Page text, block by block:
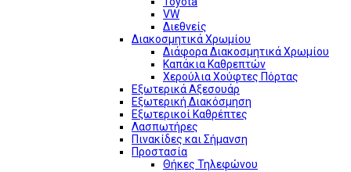
VW
Διεθνείς
Διακοσμητικά Χρωμίου
Διάφορα Διακοσμητικά Χρωμίου
Καπάκια Καθρεπτών
Χερούλια Χούφτες Πόρτας
Εξωτερικά Αξεσουάρ
Εξωτερική Διακόσμηση
Εξωτερικοί Καθρέπτες
Λασπωτήρες
Πινακίδες και Σήμανση
Προστασία
Θήκες Τηλεφώνου